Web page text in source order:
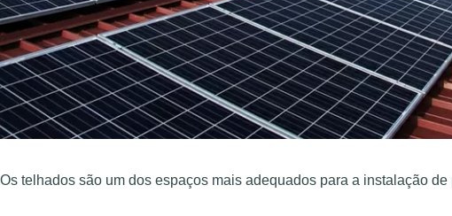
Os telhados são um dos espaços mais adequados para a instalação